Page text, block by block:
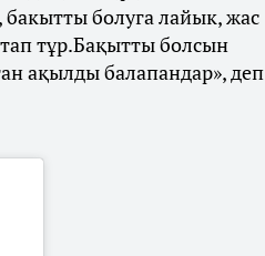
болуга лайык, жас
тұр.Бақытты болсын
ақылды балапандар», деп